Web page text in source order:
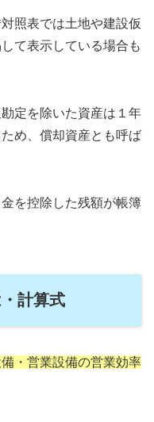
照表では土地や建設仮
て表示している場合も
定を除いた資産は１年
め、償却資産とも呼ば
を控除した残額が帳簿
計算式
・営業設備の営業効率